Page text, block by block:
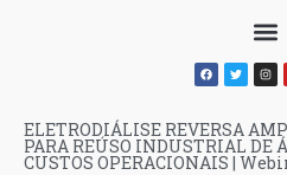
ELETRODIÁLISE REVERSA
PARA REÚSO INDUSTRIAL DE
CUSTOS OPERACIONAIS |